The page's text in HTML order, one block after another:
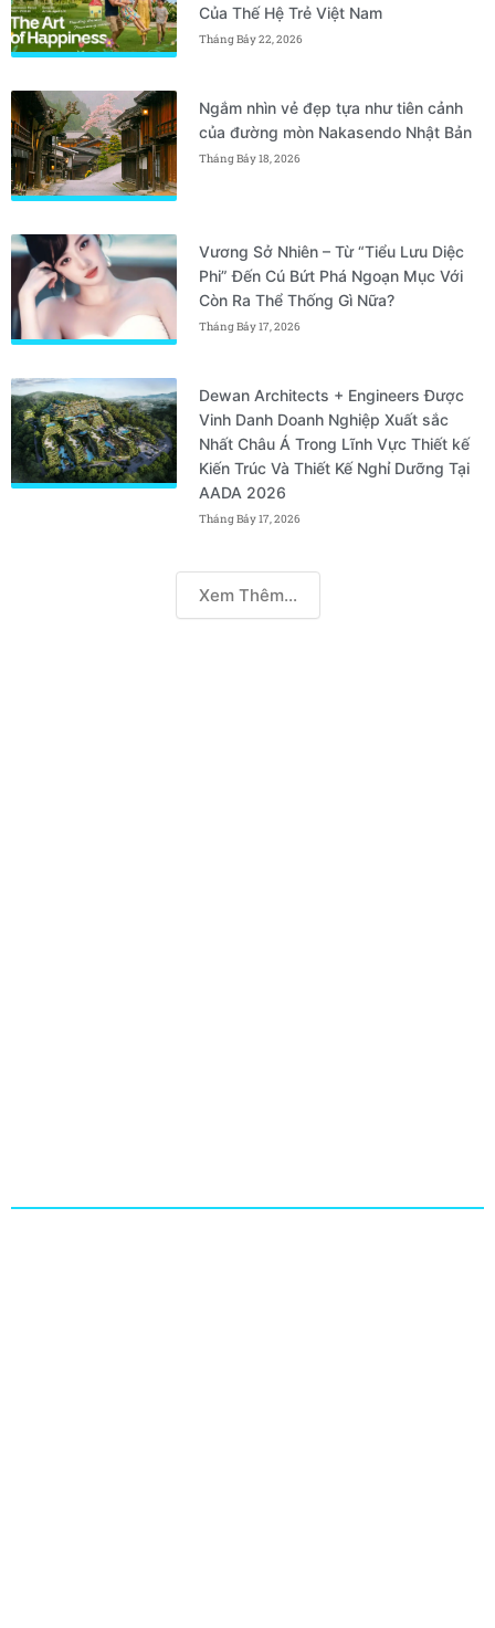
Của Thế Hệ Trẻ Việt Nam
Tháng Bảy 22, 2026
Ngắm nhìn vẻ đẹp tựa như tiên cảnh
của đường mòn Nakasendo Nhật Bản
Tháng Bảy 18, 2026
Vương Sở Nhiên – Từ “Tiểu Lưu Diệc
Phi” Đến Cú Bứt Phá Ngoạn Mục Với
Còn Ra Thể Thống Gì Nữa?
Tháng Bảy 17, 2026
Dewan Architects + Engineers Được
Vinh Danh Doanh Nghiệp Xuất sắc
Nhất Châu Á Trong Lĩnh Vực Thiết kế
Kiến Trúc Và Thiết Kế Nghỉ Dưỡng Tại
AADA 2026
Tháng Bảy 17, 2026
Xem Thêm...